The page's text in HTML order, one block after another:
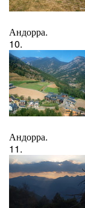
Андорра.
10.
Андорра.
11.